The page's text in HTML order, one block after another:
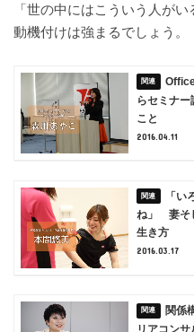
「世の中にはこういう人が
動機付けは強まるでしょう。
らセミナ
こと
2016.04.11
「い
ね」 妻そ
生き方
2016.03.17
関係
リアコン